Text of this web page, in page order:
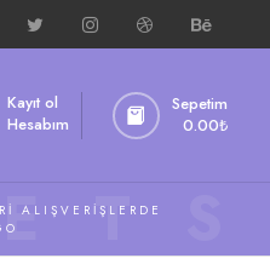
Kayıt ol
Hesabım
Sepetim
0.00₺
ALIŞVERIŞLERDE